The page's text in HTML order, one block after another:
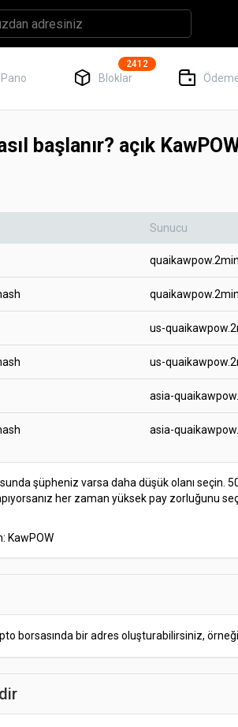
Pano Bloklar
2412
başlanır? açık
Sunucu
us-
us-
asia-
asia-
şüpheniz varsa daha düşük olanı seçin.
her zaman yüksek pay zorluğunu
KawPOW
borsasında bir adres oluşturabilirsiniz,